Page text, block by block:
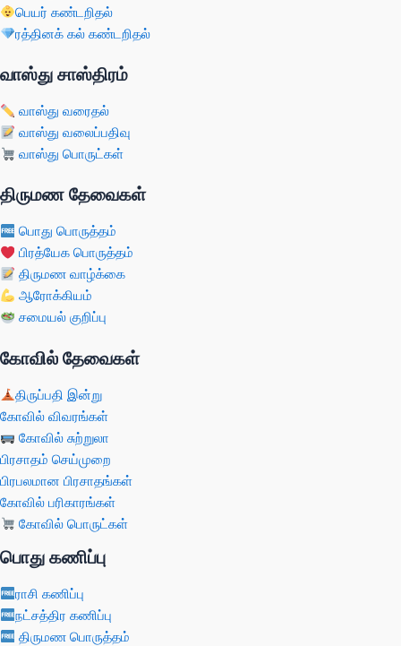
பெயர் கண்டறிதல்
ரத்தினக் கல் கண்டறிதல்
வாஸ்து சாஸ்திரம்
வாஸ்து வரைதல்
வாஸ்து வலைப்பதிவு
வாஸ்து பொருட்கள்
திருமண தேவைகள்
பொது பொருத்தம்
பிரத்யேக பொருத்தம்
திருமண வாழ்க்கை
ஆரோக்கியம்
சமையல் குறிப்பு
கோவில் தேவைகள்
திருப்பதி இன்று
கோவில் விவரங்கள்
கோவில் சுற்றுலா
பிரசாதம் செய்முறை
பிரபலமான பிரசாதங்கள்
கோவில் பரிகாரங்கள்
கோவில் பொருட்கள்
பொது கணிப்பு
ராசி கணிப்பு
நட்சத்திர கணிப்பு
திருமண பொருத்தம்